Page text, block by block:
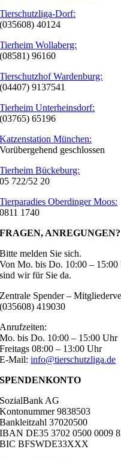
Tierschutzliga-Dorf:
(035608) 40124
Tierheim Wollaberg:
(08581) 96160
Tierschutzhof Wardenburg:
(04407) 9137541
Tierheim Unterheinsdorf:
(03765) 65196
Katzenstation München:
Vorübergehend geschlossen
Tierheim Bückeburg:
05 722/52 20
Tierparadies Oberdinger Moos:
0811 1740
FRAGEN, ANREGUNGEN?
Bitte melden Sie sich.
Von Mo. bis Do. 10:00 –
sind wir für Sie da.
Zentrale Spender –
(035608) 419030
Anrufzeiten:
Mo. bis Do. 10:00 – 15:00 Uhr
Freitags 08:00 – 13:00 Uhr
E-Mail:info@tierschutzliga.de
SPENDENKONTO
SozialBank AG
Kontonummer 9838503
Bankleitzahl 37020500
IBAN DE35 3702 0500 0009
BIC BFSWDE33XXX